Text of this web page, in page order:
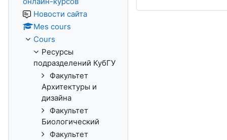
Новости сайта
Mes cours
Cours
Ресурсы
подразделений КубГУ
Факультет
Архитектуры и
дизайна
Факультет
Биологический
Факультет